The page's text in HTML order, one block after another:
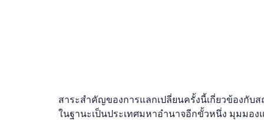
สาระสำคัญของการแลกเปลี่ยนครั้งนี้เกี่ยวข้องกับ
ในฐานะเป็นประเทศมหาอำนาจอีกขั้วหนึ่ง มุมมอ